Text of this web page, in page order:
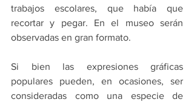
trabajos escolares, que había que
recortar y pegar. En el museo serán
observadas en gran formato.
Si bien las expresiones gráficas
populares pueden, en ocasiones, ser
consideradas como una especie de